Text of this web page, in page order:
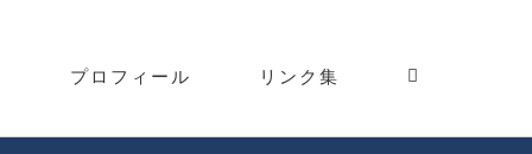
プロフィール リンク集